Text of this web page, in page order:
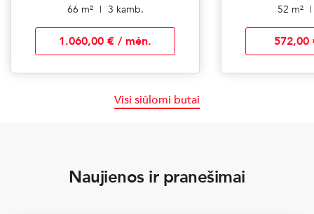
66 m² | 3 kamb.
1.060,00 € / mėn.
52 m² |
572,00
Visi siūlomi butai
Naujienos ir pranešimai